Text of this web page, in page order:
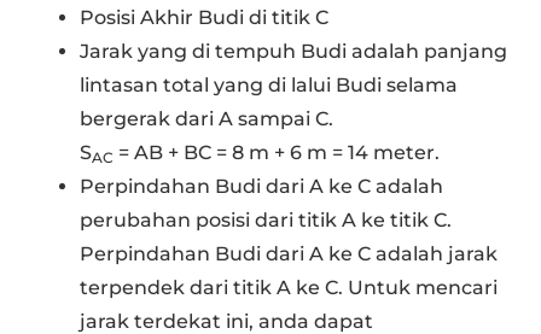
Posisi Akhir Budi di titik C
Jarak yang di tempuh Budi adalah panjang
lintasan total yang di lalui Budi selama
bergerak dari A sampai C.
SAC = AB + BC = 8 m + 6 m = 14 meter.
Perpindahan Budi dari A ke C adalah
perubahan posisi dari titik A ke titik C.
Perpindahan Budi dari A ke C adalah jarak
terpendek dari titik A ke C. Untuk mencari
jarak terdekat ini, anda dapat